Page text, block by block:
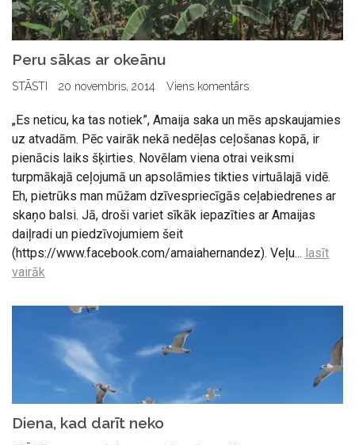
Peru sākas ar okeānu
STĀSTI 20 novembris, 2014 Viens komentārs
„Es neticu, ka tas notiek”, Amaija saka un mēs apskaujamies
uz atvadām. Pēc vairāk nekā nedēļas ceļošanas kopā, ir
pienācis laiks šķirties. Novēlam viena otrai veiksmi
turpmākajā ceļojumā un apsolāmies tikties virtuālajā vidē.
Eh, pietrūks man mūžam dzīvespriecīgās ceļabiedrenes ar
skaņo balsi. Jā, droši variet sīkāk iepazīties ar Amaijas
daiļradi un piedzīvojumiem šeit
(https://www.facebook.com/amaiahernandez). Veļu... lasīt
vairāk
Diena, kad darīt neko